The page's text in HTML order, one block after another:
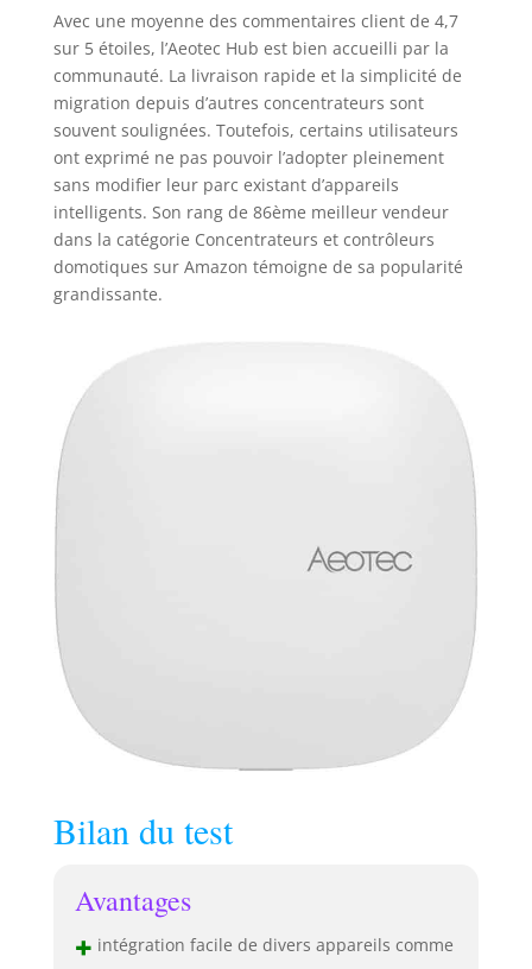
professionnel :
idéal pour les
appartements, les
maisons, les
hôtels, les bureaux
et les commerces.
Entièrement
compatible avec
SmartThings Pro,
parfait pour la
domotique
Avec une moyenne des commentaires client de 4,7
sur 5 étoiles, l’Aeotec Hub est bien accueilli par la
communauté. La livraison rapide et la simplicité de
migration depuis d’autres concentrateurs sont
souvent soulignées. Toutefois, certains utilisateurs
ont exprimé ne pas pouvoir l’adopter pleinement
sans modifier leur parc existant d’appareils
intelligents. Son rang de 86ème meilleur vendeur
dans la catégorie Concentrateurs et contrôleurs
domotiques sur Amazon témoigne de sa popularité
grandissante.
Bilan du test
Avantages
+ intégration facile de divers appareils comme